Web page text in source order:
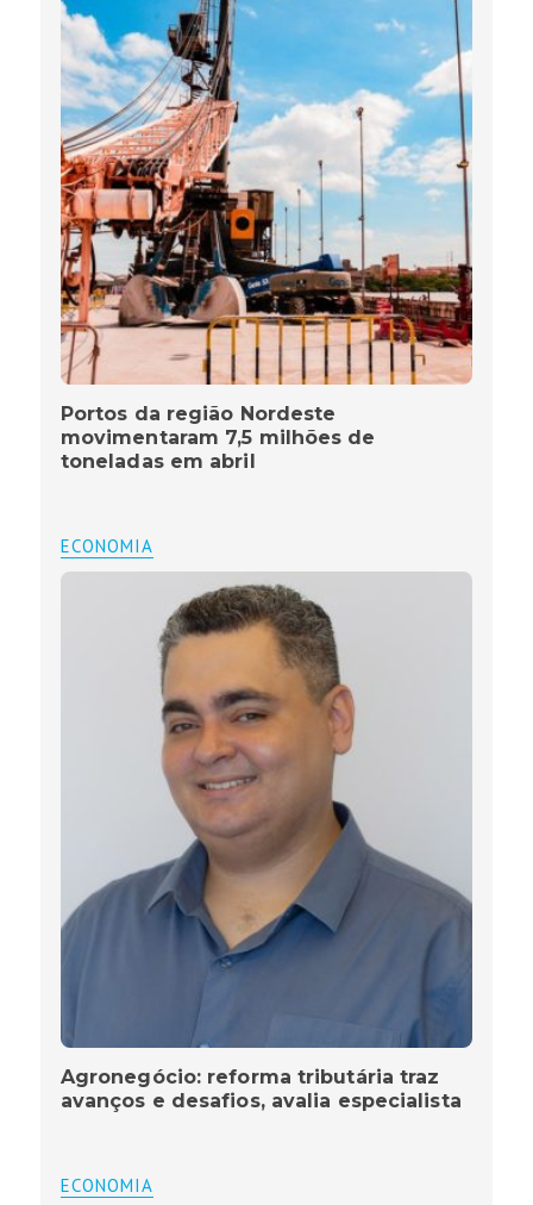
Portos da região Nordeste
movimentaram 7,5 milhões de
toneladas em abril
ECONOMIA
Agronegócio: reforma tributária traz
avanços e desafios, avalia especialista
ECONOMIA